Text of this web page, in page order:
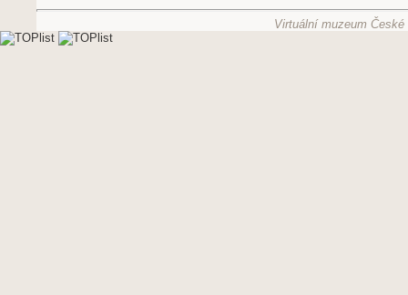
Virtuální muzeum